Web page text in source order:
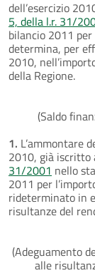
dell’esercizio
5, della l.r. 31/
bilancio 2011
determina, per
2010,
della Regione.
(Saldo
1. L’ammontare
2010, già iscritto
31/2001 nello
2011 per
rideterminato in
risultanze del
(Adeguamento
alle